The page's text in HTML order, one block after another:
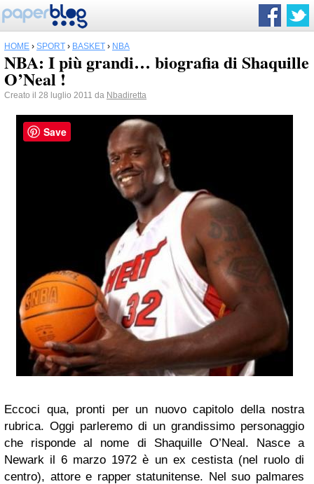
HOME › SPORT › BASKET › NBA
NBA: I più grandi… biografia di Shaquille
O’Neal !
Creato il 28 luglio 2011 da Nbadiretta
Eccoci qua, pronti per un nuovo capitolo della nostra
rubrica. Oggi parleremo di un grandissimo personaggio
che risponde al nome di Shaquille O’Neal. Nasce a
Newark il 6 marzo 1972 è un ex cestista (nel ruolo di
centro), attore e rapper statunitense. Nel suo palmares
Save